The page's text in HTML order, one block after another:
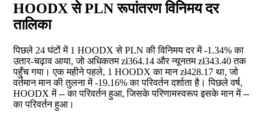
HOODX से PLN रूपांतरण विनिमय दर
तालिका
पिछले 24 घंटों में 1 HOODX से PLN की विनिमय दर में-1.34%का
उतार-चढ़ाव आया, जो अधिकतम zł364.14 और न्यूनतम zł343.40 तक
पहुँच गया। एक महीने पहले, 1 HOODX का मान zł428.17 था, जो
वर्तमान मान की तुलना में-19.16%का परिवर्तन दर्शाता है। पिछले वर्ष,
HOODX में--का परिवर्तन हुआ, जिसके परिणामस्वरूप इसके मान में--
का परिवर्तन हुआ।